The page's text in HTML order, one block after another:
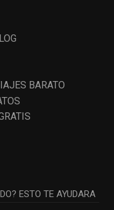
BARATO
ESTO TE AYUDARA